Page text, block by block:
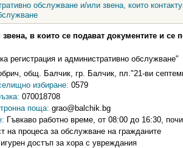
обслужване и/или звена, които
в които се подават документите и се
регистрация и административно обслужване"
общ. Балчик, гр. Балчик, пл."21-ви
избиране: 0579
070018708
поща: grao@balchik.bg
Гъвкаво работно време, от 08:00 до 16:30,
на процеса за обслужване на гражданите
достъп за хора с увреждания